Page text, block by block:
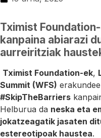
Tximist
kanpaina abiarazi
aurreiritziak
Tximist Foundation-ek,
Summit (WFS)
#SkipTheBarriers
Helburua da neska eta
jokatzeagatik jasaten
estereotipoak haustea.